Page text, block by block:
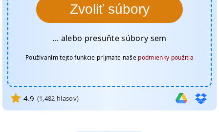
Zvoliť súbory
... alebo presuňte súbory sem
Používaním tejto funkcie príjmate naše podmienky použitia
4.9 (1,482 hlasov)